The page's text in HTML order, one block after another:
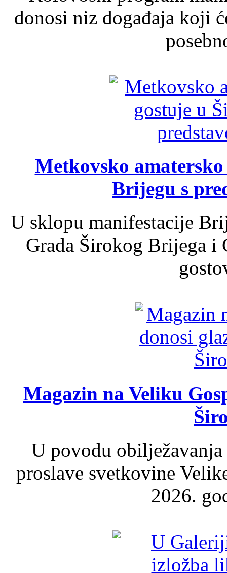
donosi niz događaja koji
Metkovsko
Brijegu s
U sklopu manifestacije
Grada Širokog Brijega
Magazin na Veliku
U povodu
proslave svetkovine
2026.